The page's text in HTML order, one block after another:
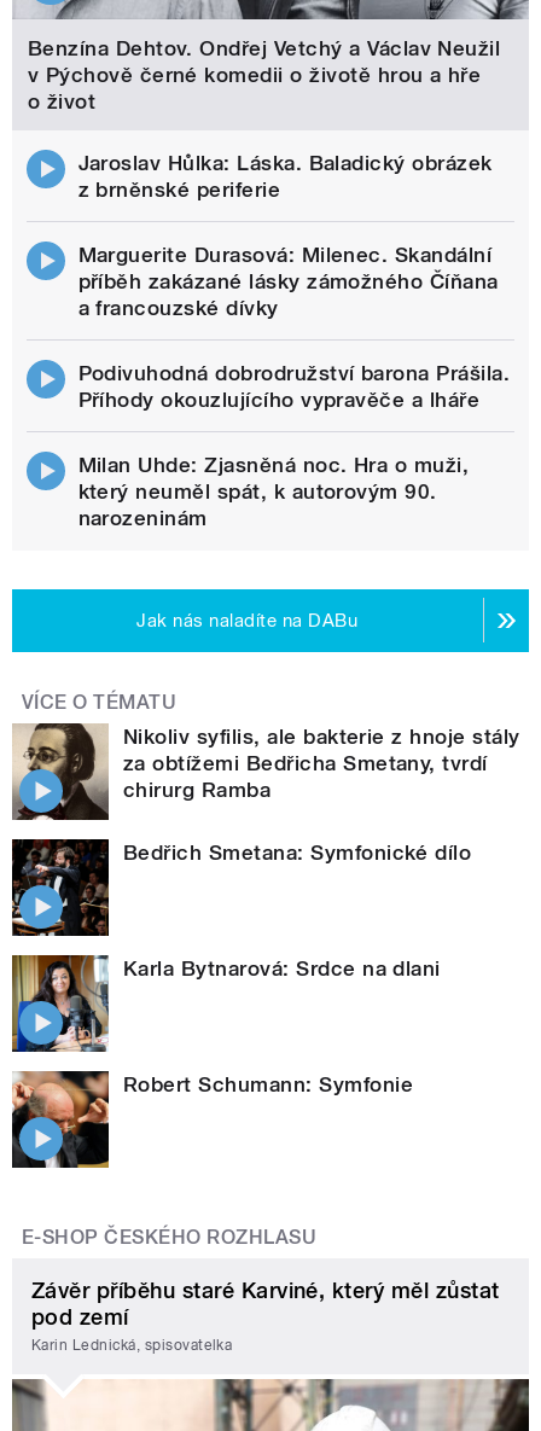
Benzína Dehtov. Ondřej Vetchý a Václav Neužil
v Pýchově černé komedii o životě hrou a hře
o život
Jaroslav Hůlka: Láska. Baladický obrázek
z brněnské periferie
Marguerite Durasová: Milenec. Skandální
příběh zakázané lásky zámožného Číňana
a francouzské dívky
Podivuhodná dobrodružství barona Prášila.
Příhody okouzlujícího vypravěče a lháře
Milan Uhde: Zjasněná noc. Hra o muži,
který neuměl spát, k autorovým 90.
narozeninám
Jak nás naladíte na DABu
VÍCE O TÉMATU
Nikoliv syfilis, ale bakterie z hnoje stály
za obtížemi Bedřicha Smetany, tvrdí
chirurg Ramba
Bedřich Smetana: Symfonické dílo
Karla Bytnarová: Srdce na dlani
Robert Schumann: Symfonie
E-SHOP ČESKÉHO ROZHLASU
Závěr příběhu staré Karviné, který měl zůstat
pod zemí
Karin Lednická, spisovatelka